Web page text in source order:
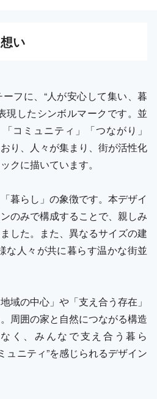
い
ーフに、“人が安心して集い、暮
現したシンボルマークです。並
コミュニティ」「つながり」
り、人々が集まり、街が活性化
クに描いています。
暮らし」の象徴です。本デザイ
のみで構成することで、親しみ
した。また、異なるサイズの建
な人々が共に暮らす温かな街並
域の中心」や「支え合う存在」
周囲の家と自然につながる構造
く、みんなで支え合う暮ら
ュニティ”を感じられるデザイン